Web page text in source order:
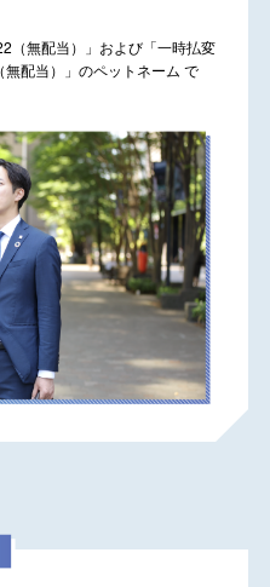
（無配当）」および「一時払変
配当）」のペットネーム で